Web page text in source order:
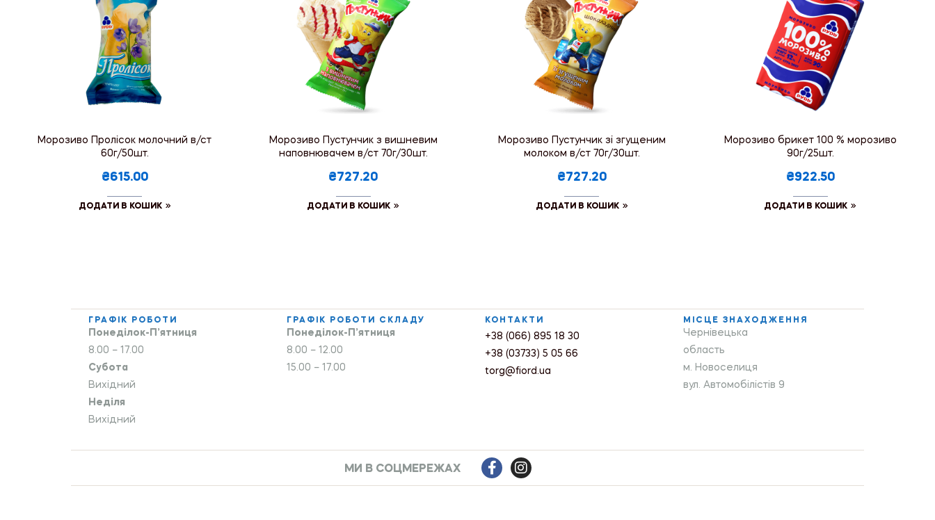
Морозиво Пролісок молочний в/ст
60г/50шт.
₴615.00
ДОДАТИ В КОШИК
Морозиво Пустунчик з вишневим
наповнювачем в/ст 70г/30шт.
₴727.20
ДОДАТИ В КОШИК
Морозиво Пустунчик зі згущеним
молоком в/ст 70г/30шт.
₴727.20
ДОДАТИ В КОШИК
Морозиво брикет 100 % морозиво
90г/25шт.
₴922.50
ДОДАТИ В КОШИК
ГРАФІК РОБОТИ
Понеділок-П’ятниця
8.00 – 17.00
Субота
Вихідний
Неділя
Вихідний
ГРАФІК РОБОТИ СКЛАДУ
Понеділок-П’ятниця
8.00 – 12.00
15.00 – 17.00
КОНТАКТИ
+38 (066) 895 18 30
+38 (03733) 5 05 66
torg@fiord.ua
МІСЦЕ ЗНАХОДЖЕННЯ
Чернівецька
область
м. Новоселиця
вул. Автомобілістів 9
МИ В СОЦМЕРЕЖАХ